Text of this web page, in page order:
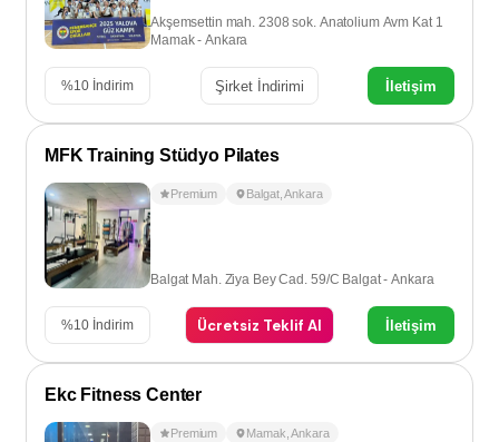
Akşemsettin mah. 2308 sok. Anatolium Avm Kat 1
Mamak - Ankara
%10 İndirim Şirket İndirimi İletişim
MFK Training Stüdyo Pilates
Premium Balgat,Ankara
Balgat Mah. Ziya Bey Cad. 59/C Balgat - Ankara
%10 İndirim Ücretsiz Teklif Al İletişim
Ekc Fitness Center
Premium Mamak ,Ankara